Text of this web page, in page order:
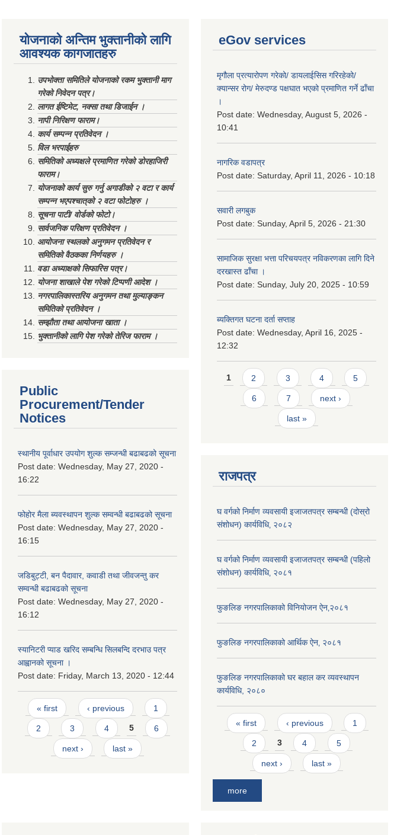
योजनाको अन्तिम भुक्तानीको लागि
आवश्यक कागजातहरु
उपभोक्ता समितिले योजनाको रकम भुक्तानी माग
गरेको निवेदन पत्र।
लागत ईष्टिमेट, नक्सा तथा डिजाईन ।
नापी निरिक्षण फाराम।
कार्य सम्पन्न प्रतिवेदन ।
विल भरपाईहरु
समितिको अध्यक्षले प्रमाणित गरेको डोरहाजिरी
फाराम।
योजनाको कार्य सुरु गर्नु अगाडीको २ वटा र कार्य
सम्पन्न भएपश्चात्‌को २ वटा फोटोहरु ।
सूचना पाटी/ वोर्डको फोटो।
सार्वजनिक परिक्षण प्रतिवेदन ।
आयोजना स्थलको अनुगमन प्रतिवेदन र
समितिको वैठकका निर्णयहरु ।
वडा अध्याक्षको सिफारिस पत्र।
योजना शाखाले पेश गरेको टिप्पणी आदेश ।
नगरपालिकास्तरिय अनुगमन तथा मुल्याङ्कन
समितिको प्रतिवेदन ।
सम्झौता तथा आयोजना खाता ।
भुक्तानीको लागि पेश गरेको तेरिज फाराम ।
Public
Procurement/Tender
Notices
स्थानीय पूर्वाधार उपयोग शुल्क सम्जन्धी बढाबढको सूचना
Post date: Wednesday, May 27, 2020 -
16:22
फोहोर मैला ब्यवस्थापन शुल्क सम्वन्धी बढाबढको सूचना
Post date: Wednesday, May 27, 2020 -
16:15
जडिबुट्टी, बन पैदावार, कवाडी तथा जीवजन्तु कर
सम्वन्धी बढाबढको सूचना
Post date: Wednesday, May 27, 2020 -
16:12
स्यानिटरी प्याड खरिद सम्बन्धि सिलबन्दि दरभाउ पत्र
आह्वानको सूचना ।
Post date: Friday, March 13, 2020 - 12:44
Pages
« first ‹ previous 1
2 3 4 5 6
next › last »
eGov services
मृगौला प्रत्यारोपण गरेको/ डायलाईसिस गरिरहेको/
क्यान्सर रोग/ मेरुदण्ड पक्षघात भएको प्रमाणित गर्ने ढाँचा
।
Post date: Wednesday, August 5, 2026 -
10:41
नागरिक वडापत्र
Post date: Saturday, April 11, 2026 - 10:18
सवारी लगबुक
Post date: Sunday, April 5, 2026 - 21:30
सामाजिक सुरक्षा भत्ता परिचयपत्र नविकरणका लागि दिने
दरखास्त ढाँचा ।
Post date: Sunday, July 20, 2025 - 10:59
ब्यक्तिगत घटना दर्ता सप्ताह
Post date: Wednesday, April 16, 2025 -
12:32
Pages
1 2 3 4 5
6 7 next ›
last »
राजपत्र
घ वर्गको निर्माण व्यवसायी इजाजतपत्र सम्बन्धी (दोस्रो
संशोधन) कार्यविधि‚ २०८२
घ वर्गको निर्माण व्यवसायी इजाजतपत्र सम्बन्धी (पहिलो
संशोधन) कार्यविधि‚ २०८१
फुङलिङ नगरपालिकाको विनियोजन ऐन‚२०८१
फुङलिङ नगरपालिकाको आर्थिक ऐन‚ २०८१
फुङलिङ नगरपालिकाको घर बहाल कर व्यवस्थापन
कार्यविधि, २०८०
Pages
« first ‹ previous 1
2 3 4 5
next › last »
more